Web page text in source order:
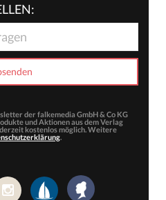
der falkemedia GmbH & Co KG
und Aktionen aus dem Verlag
kostenlos möglich. Weitere
.